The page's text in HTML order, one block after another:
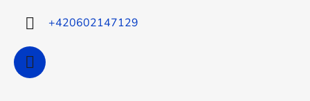
+420602147129